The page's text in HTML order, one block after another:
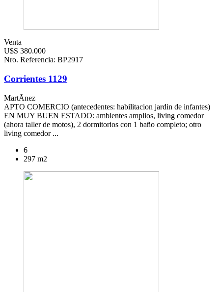
Venta
U$S 380.000
Nro. Referencia: BP2917
Corrientes 1129
MartÃ­nez
APTO COMERCIO (antecedentes: habilitacion jardin de infantes)
EN MUY BUEN ESTADO: ambientes amplios, living comedor
(ahora taller de motos), 2 dormitorios con 1 baño completo; otro
living comedor ...
6
297 m2